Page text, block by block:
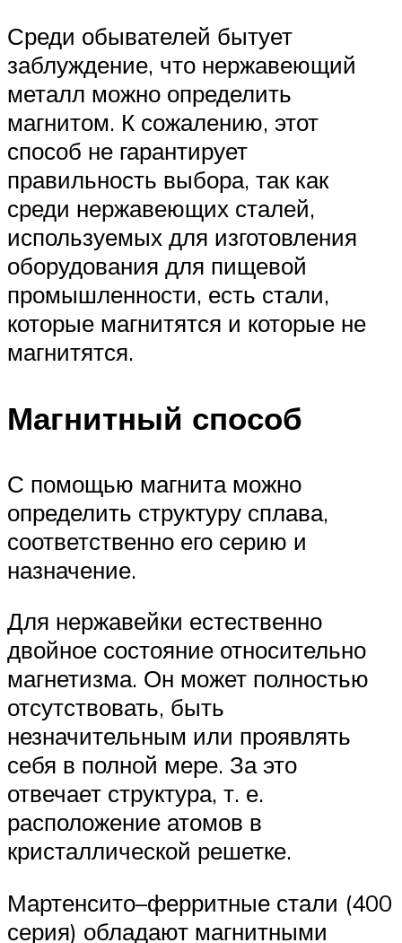
Среди обывателей бытует
заблуждение, что нержавеющий
металл можно определить
магнитом. К сожалению, этот
способ не гарантирует
правильность выбора, так как
среди нержавеющих сталей,
используемых для изготовления
оборудования для пищевой
промышленности, есть стали,
которые магнитятся и которые не
магнитятся.
Магнитный способ
С помощью магнита можно
определить структуру сплава,
соответственно его серию и
назначение.
Для нержавейки естественно
двойное состояние относительно
магнетизма. Он может полностью
отсутствовать, быть
незначительным или проявлять
себя в полной мере. За это
отвечает структура, т. е.
расположение атомов в
кристаллической решетке.
Мартенсито–ферритные стали (400
серия) обладают магнитными